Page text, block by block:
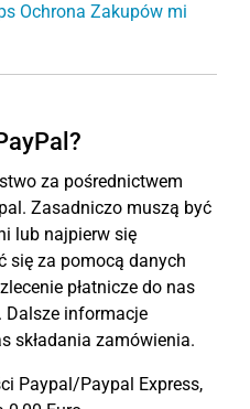
Ochrona Zakupów mi
za pośrednictwem
Zasadniczo muszą być
lub najpierw się
się za pomocą danych
płatnicze do nas
Dalsze informacje
składania zamówienia.
Paypal/Paypal Express,